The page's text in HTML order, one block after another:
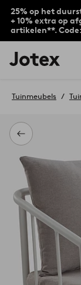
25% op het
+ 10% extra op
artikelen**.
Jotex
logo
to
home
page
Terug
Tuinmeubels